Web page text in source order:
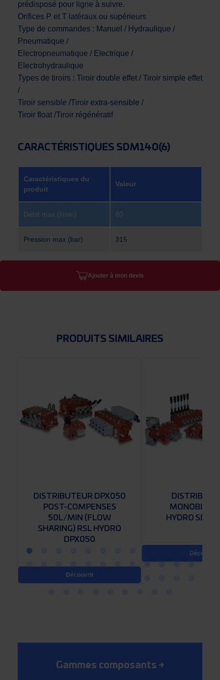
prédisposé pour ligne à suivre.
Orifices P et T latéraux ou supérieurs
Type de commandes : Manuel / Hydraulique /
Pneumatique /
Electropneumatique / Electrique /
Electrohydraulique
Types de tiroirs : Tiroir double effet / Tiroir simple effet
/
Tiroir sensible /Tiroir extra-sensible /
Tiroir float /Tiroir régénératif
CARACTÉRISTIQUES SDM140(6)
Caractéristiques du
produit
Valeur
Débit max (l/min) 80
Pression max (bar) 315
Ajouter à mon devis
PRODUITS SIMILAIRES
DISTRIBUTEUR DPX050
POST-COMPENSES
50L/MIN (FLOW
SHARING) RSL HYDRO
DPX050
Découvrir
HYDRO
Découvrir
Gammes composants +